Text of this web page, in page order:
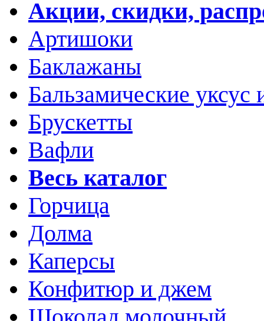
Акции, скидки,
Артишоки
Баклажаны
Бальзамические уксус
Брускетты
Вафли
Весь каталог
Горчица
Долма
Каперсы
Конфитюр и джем